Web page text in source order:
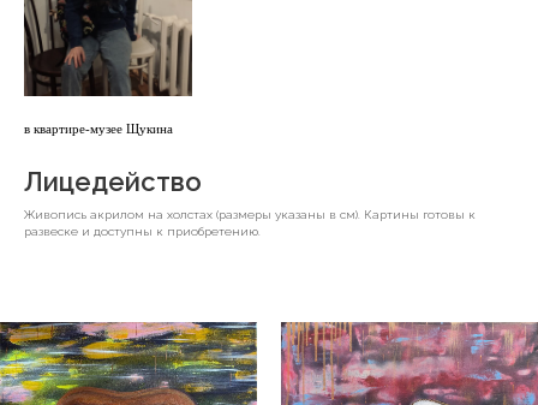
в квартире-музее Щукина
Лицедейство
Живопись акрилом на холстах (размеры указаны в см). Картины готовы к
развеске и доступны к приобретению.